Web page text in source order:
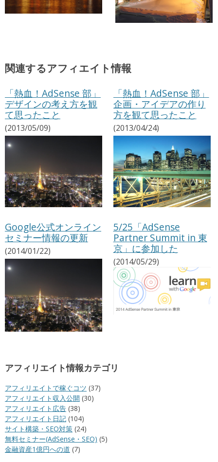
関連するアフィエイト情報
「熱血！AdSense 部」
デザインの考え方を観
て思ったこと
(2013/05/09)
「熱血！AdSense 部」
企画・アイデアの作り
方を観て思ったこと
(2013/04/24)
Google公式オンライン
セミナー情報の更新
(2014/01/22)
5/25「AdSense
Partner Summit in 東
京」に参加した
(2014/05/29)
アフィリエイト情報カテゴリ
アフィリエイトで稼ぐコツ (37)
アフィリエイト収入公開 (30)
アフィリエイト広告 (38)
アフィリエイト日記 (104)
サイト構築・SEO対策 (24)
無料セミナー(AdSense・SEO) (5)
金融資産1億円への道 (7)